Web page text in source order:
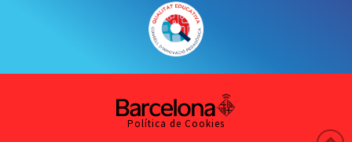
Política de Cookies